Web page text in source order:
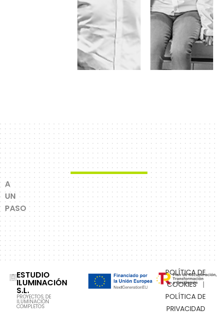
A
UN
PASO
ESTUDIO
ILUMINACIÓN
S.L.
PROYECTOS DE
ILUMINACIÓN
COMPLETOS
POLÍTICA DE
COOKIES|
POLÍTICA DE
PRIVACIDAD